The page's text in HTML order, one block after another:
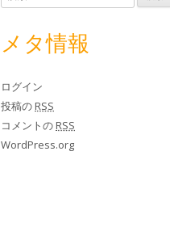
メタ情報
ログイン
投稿のRSS
コメントのRSS
WordPress.org